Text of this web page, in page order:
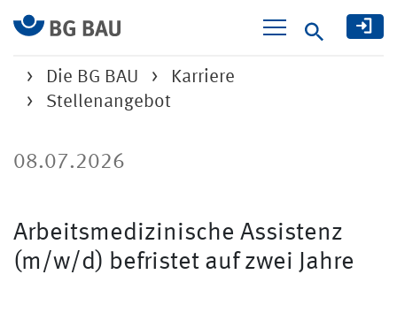
Suche
Die BG BAU
Karriere
Stellenangebot
08.07.2026
Arbeitsmedizinische Assistenz
(m/w/d) befristet auf zwei Jahre